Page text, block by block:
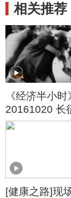
相关推荐
《经济半小时
20161020 长
密码：长征前
[健康之路]现